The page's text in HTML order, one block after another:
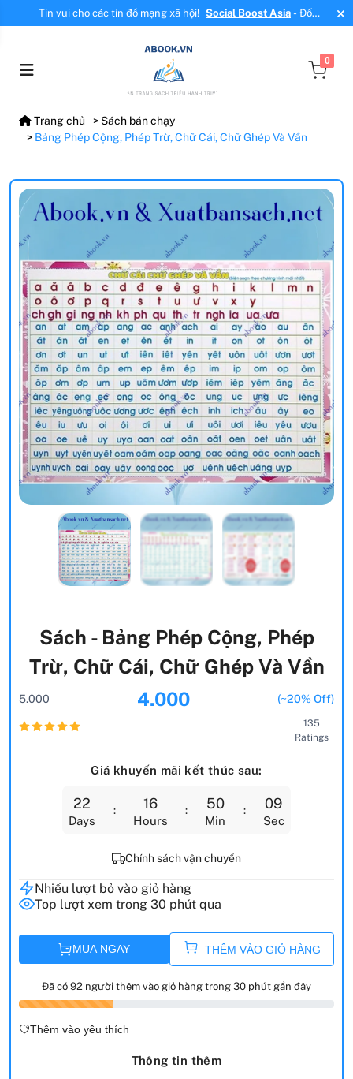
Tin vui cho các tín đồ mạng xã hội! Social Boost Asia- Đối
tác mới, cung cấp dịch vụ tăng tương tác, tăng follow uy tín!
0
Trang chủ
Sách bán chạy
Bảng Phép Cộng, Phép Trừ, Chữ Cái, Chữ Ghép Và Vần
Sách - Bảng Phép Cộng, Phép
Trừ, Chữ Cái, Chữ Ghép Và Vần
5.000 4.000 (~20% Off)
135
Ratings
Giá khuyến mãi kết thúc sau:
22
Days
16
Hours
50
Min
08
Sec
Chính sách vận chuyển
Nhiều lượt bỏ vào giỏ hàng
Top lượt xem trong 30 phút qua
MUA NGAY THÊM VÀO GIỎ HÀNG
Đã có 92 người thêm vào giỏ hàng trong 30 phút gần đây
Thêm vào yêu thích
Thông tin thêm